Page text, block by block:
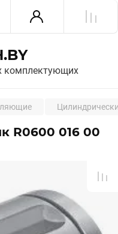
комплектующих
R0600 016 00